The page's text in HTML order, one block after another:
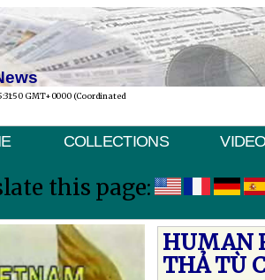
GMT+0000 (Coordinated
COLLECTIONS
this page:
HUMAN
THẢ TÙ